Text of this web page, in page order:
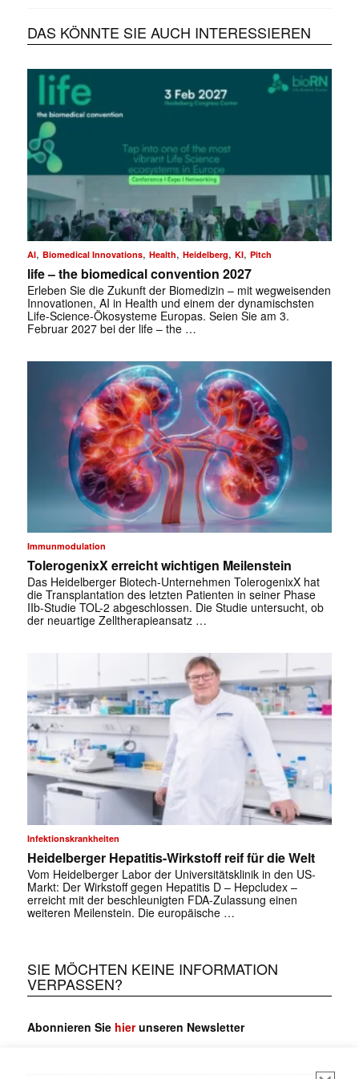
✕
DAS KÖNNTE SIE AUCH INTERESSIEREN
AI, Biomedical Innovations, Health, Heidelberg, KI, Pitch
life – the biomedical convention 2027
Erleben Sie die Zukunft der Biomedizin – mit wegweisenden
Innovationen, AI in Health und einem der dynamischsten
Life-Science-Ökosysteme Europas. Seien Sie am 3.
Februar 2027 bei der life – the …
Immunmodulation
TolerogenixX erreicht wichtigen Meilenstein
Das Heidelberger Biotech-Unternehmen TolerogenixX hat
die Transplantation des letzten Patienten in seiner Phase
IIb-Studie TOL-2 abgeschlossen. Die Studie untersucht, ob
der neuartige Zelltherapieansatz …
Infektionskrankheiten
Heidelberger Hepatitis-Wirkstoff reif für die Welt
Vom Heidelberger Labor der Universitätsklinik in den US-
Markt: Der Wirkstoff gegen Hepatitis D – Hepcludex –
erreicht mit der beschleunigten FDA-Zulassung einen
weiteren Meilenstein. Die europäische …
SIE MÖCHTEN KEINE INFORMATION
VERPASSEN?
Abonnieren Sie hierunseren Newsletter